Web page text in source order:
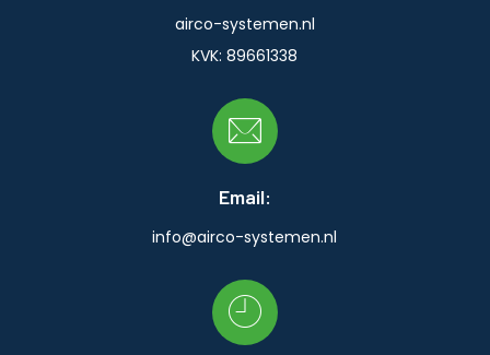
airco-systemen.nl
KVK: 89661338
Email:
info@airco-systemen.nl